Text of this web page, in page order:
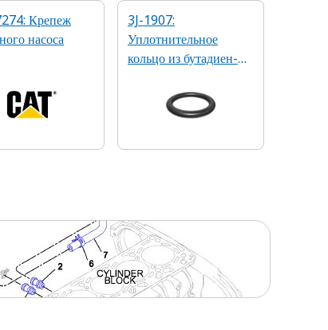
Крепеж
насоса
3J-1907:
Уплотнительное
кольцо из бутадиен-
90А, 1,98 x 11,89 мм